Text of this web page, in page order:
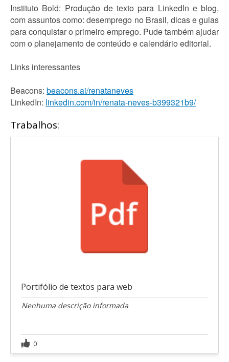
Instituto Bold: Produção de texto para LinkedIn e blog,
com assuntos como: desemprego no Brasil, dicas e guias
para conquistar o primeiro emprego. Pude também ajudar
com o planejamento de conteúdo e calendário editorial.
Links interessantes
Beacons: beacons.ai/renataneves
LinkedIn: linkedin.com/in/renata-neves-b399321b9/
Trabalhos:
Portifólio de textos para web
Nenhuma descrição informada
0